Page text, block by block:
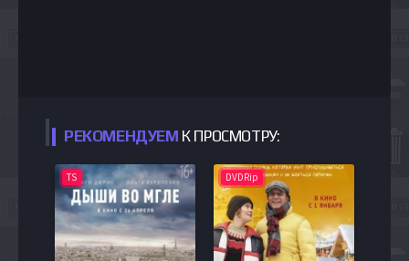
РЕКОМЕНДУЕМ К ПРОСМОТРУ:
TS DVDRip